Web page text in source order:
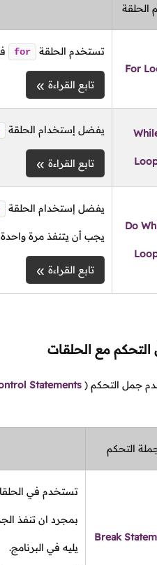
الحلقة
For
تستخدم الحلقة for
تابع القراءة
يفضل إستخدام الحلقة
تابع القراءة
Do
يفضل إستخدام الحلقة
يجب أن يتنفذ مرة واحدة
تابع القراءة
مع الحلقات
جمل التحكم (
Statements
التحكم
Break
تستخدم في
بمجرد ان تنفذ
يليه في البرنامج.